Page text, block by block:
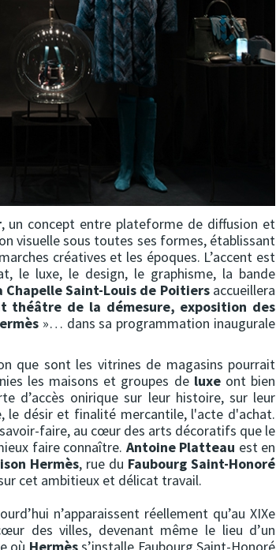
, un concept entre plateforme de diffusion et
visuelle sous toutes ses formes, établissant
créatives et les époques. L’accent est
le luxe, le design, le graphisme, la bande
Chapelle Saint-Louis de Poitiersaccueillera
théâtre de la démesure, exposition des
»… dans sa programmation inaugurale
que sont les vitrines de magasins pourrait
les maisons et groupes de luxeont bien
d’accès onirique sur leur histoire, sur leur
le désir et finalité mercantile, l'acte d'achat.
faire, au cœur des arts décoratifs que le
faire connaître. Antoine Platteau est en
Hermès, rue du Faubourg Saint-Honoré
cet ambitieux et délicat travail.
n’apparaissent réellement qu’au XIXe
des villes, devenant même le lieu d’un